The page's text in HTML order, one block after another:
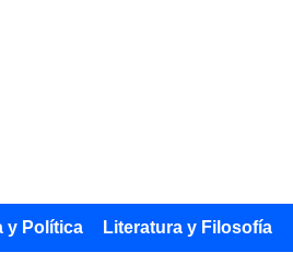
y Política Literatura y Filosofía